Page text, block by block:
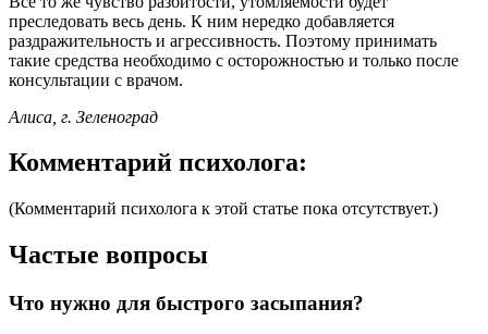
преследовать весь день. К ним нередко добавляется
раздражительность и агрессивность. Поэтому принимать
такие средства необходимо с осторожностью и только после
консультации с врачом.
Алиса, г. Зеленоград
Комментарий психолога:
(Комментарий психолога к этой статье пока отсутствует.)
Частые вопросы
Что нужно для быстрого засыпания?